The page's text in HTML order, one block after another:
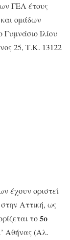
ΓΕΛ έτους
ομάδων
Ιλίου
25, Τ.Κ. 13122
έχουν οριστεί
Αττική, ως
το5ο
Αθήνας (Αλ.